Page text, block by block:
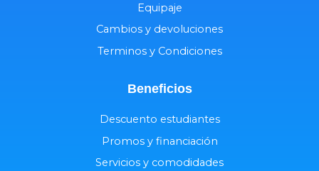
Equipaje
Cambios y devoluciones
Terminos y Condiciones
Beneficios
Descuento estudiantes
Promos y financiación
Servicios y comodidades